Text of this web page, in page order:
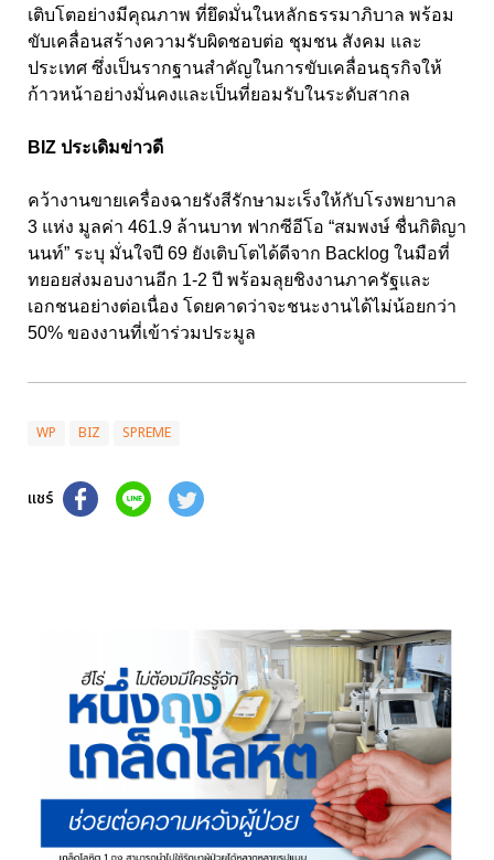
เติบโตอย่างมีคุณภาพ ที่ยึดมั่นในหลักธรรมาภิบาล พร้อม
ขับเคลื่อนสร้างความรับผิดชอบต่อ ชุมชน สังคม และ
ประเทศ ซึ่งเป็นรากฐานสำคัญในการขับเคลื่อนธุรกิจให้
ก้าวหน้าอย่างมั่นคงและเป็นที่ยอมรับในระดับสากล
BIZ ประเดิมข่าวดี
คว้างานขายเครื่องฉายรังสีรักษามะเร็งให้กับโรงพยาบาล
3 แห่ง มูลค่า 461.9 ล้านบาท ฟากซีอีโอ “สมพงษ์ ชื่นกิติญา
นนท์” ระบุ มั่นใจปี 69 ยังเติบโตได้ดีจาก Backlog ในมือที่
ทยอยส่งมอบงานอีก 1-2 ปี พร้อมลุยชิงงานภาครัฐและ
เอกชนอย่างต่อเนื่อง โดยคาดว่าจะชนะงานได้ไม่น้อยกว่า
50% ของงานที่เข้าร่วมประมูล
WP BIZ SPREME
แชร์